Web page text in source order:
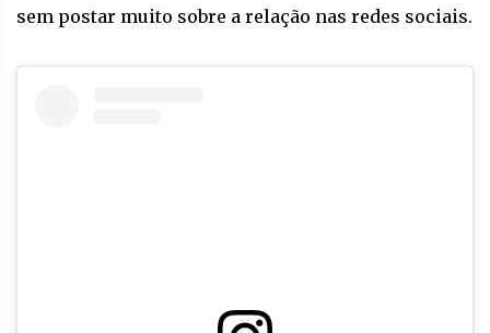
sem postar muito sobre a relação nas redes sociais.